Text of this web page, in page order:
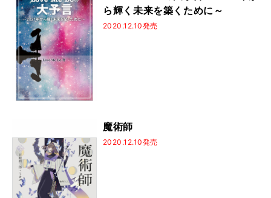
ひたすら弾くだけ！
シティ・ポップ
歌詞の本棚
なんちゃって
ミッシング・ピーシズ
プレイヤーズ・ブック
忌野清志郎
よくわかるシリーズ
オーケストラと弾く
うまくなる理由ヘタな理由 完全版
ら輝く未来を築くために～
2020.12.10発売
魔術師
2020.12.10発売